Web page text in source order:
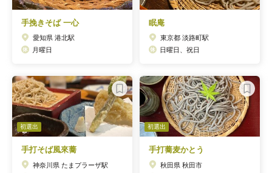
手挽きそば 一心
愛知県 港北駅
月曜日
眠庵
東京都 淡路町駅
日曜日、祝日
初選出
手打そば風來蕎
神奈川県 たまプラーザ駅
初選出
手打蕎麦かとう
秋田県 秋田市